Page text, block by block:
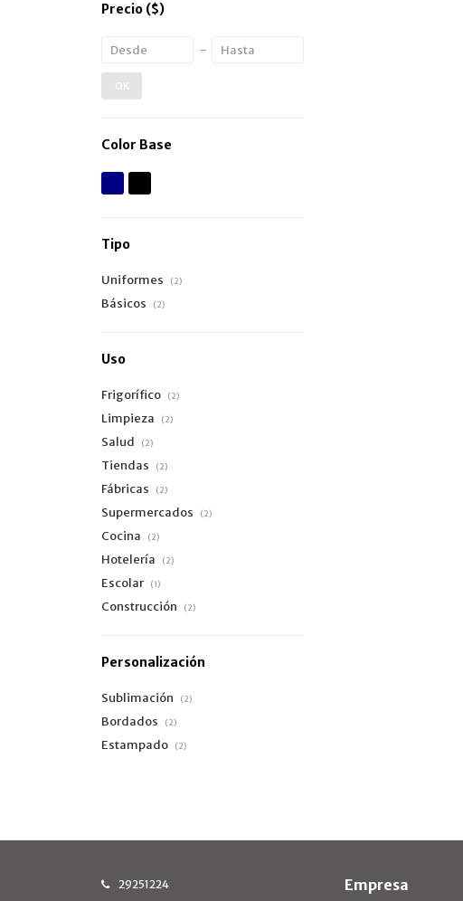
Precio ($)
OK
Color Base
Tipo
Uniformes (2)
Básicos (2)
Uso
Frigorífico (2)
Limpieza (2)
Salud (2)
Tiendas (2)
Fábricas (2)
Supermercados (2)
Cocina (2)
Hotelería (2)
Escolar (1)
Construcción (2)
Personalización
Sublimación (2)
Bordados (2)
Estampado (2)
29251224 Empresa